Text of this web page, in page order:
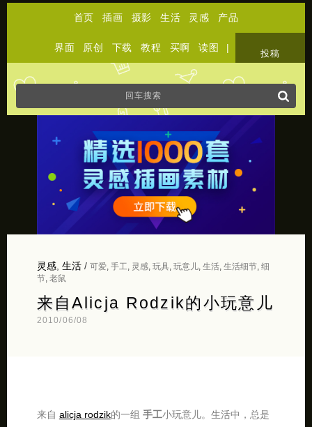
首页 插画 摄影 生活 灵感 产品
界面 原创 下载 教程 买啊 读图 |
投稿
灵感, 生活/ 可爱, 手工 灵感, 玩具, 玩意儿, 生活, 生活细节, 细
节, 老鼠
来自Alicja Rodzik的小玩意儿
2010/06/08
来自 alicja rodzik的一组 手工小玩意儿。生活中，总是